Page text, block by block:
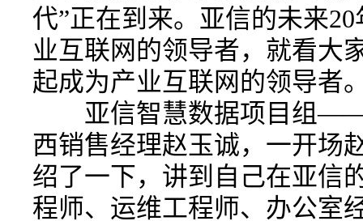
代”正在到来。亚信的未来
业互联网的领导者，就看大
起成为产业互联网的领导者
亚信智慧数据项目组
西销售经理赵玉诚，一开场
绍了一下，讲到自己在亚信
程师、运维工程师、办公室